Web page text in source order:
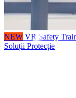
NEW VR Safety
Soluții Protecție